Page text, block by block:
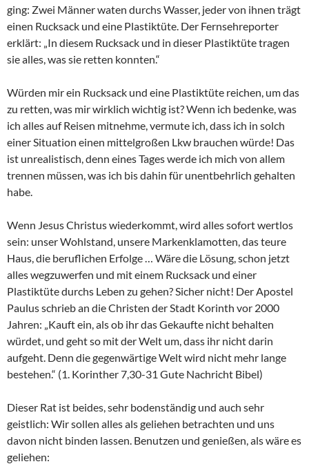
ging: Zwei Männer waten durchs Wasser, jeder von ihnen trägt
einen Rucksack und eine Plastiktüte. Der Fernsehreporter
erklärt: „In diesem Rucksack und in dieser Plastiktüte tragen
sie alles, was sie retten konnten.“
Würden mir ein Rucksack und eine Plastiktüte reichen, um das
zu retten, was mir wirklich wichtig ist? Wenn ich bedenke, was
ich alles auf Reisen mitnehme, vermute ich, dass ich in solch
einer Situation einen mittelgroßen Lkw brauchen würde! Das
ist unrealistisch, denn eines Tages werde ich mich von allem
trennen müssen, was ich bis dahin für unentbehrlich gehalten
habe.
Wenn Jesus Christus wiederkommt, wird alles sofort wertlos
sein: unser Wohlstand, unsere Markenklamotten, das teure
Haus, die beruflichen Erfolge … Wäre die Lösung, schon jetzt
alles wegzuwerfen und mit einem Rucksack und einer
Plastiktüte durchs Leben zu gehen? Sicher nicht! Der Apostel
Paulus schrieb an die Christen der Stadt Korinth vor 2000
Jahren: „Kauft ein, als ob ihr das Gekaufte nicht behalten
würdet, und geht so mit der Welt um, dass ihr nicht darin
aufgeht. Denn die gegenwärtige Welt wird nicht mehr lange
bestehen.“ (1. Korinther 7,30-31 Gute Nachricht Bibel)
Dieser Rat ist beides, sehr bodenständig und auch sehr
geistlich: Wir sollen alles als geliehen betrachten und uns
davon nicht binden lassen. Benutzen und genießen, als wäre es
geliehen: